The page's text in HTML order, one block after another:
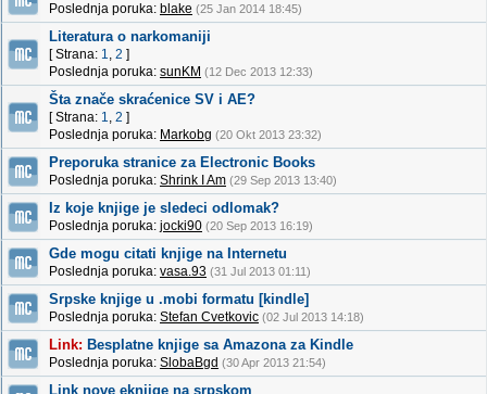
Poslednja poruka: blake (25 Jan 2014 18:45)
Literatura o narkomaniji
[ Strana: 1, 2 ]
Poslednja poruka: sunKM (12 Dec 2013 12:33)
Šta znače skraćenice SV i AE?
[ Strana: 1, 2 ]
Poslednja poruka: Markobg (20 Okt 2013 23:32)
Preporuka stranice za Electronic Books
Poslednja poruka: Shrink I Am (29 Sep 2013 13:40)
Iz koje knjige je sledeci odlomak?
Poslednja poruka: jocki90 (20 Sep 2013 16:19)
Gde mogu citati knjige na Internetu
Poslednja poruka: vasa.93 (31 Jul 2013 01:11)
Srpske knjige u .mobi formatu [kindle]
Poslednja poruka: Stefan Cvetkovic (02 Jul 2013 14:18)
Link: Besplatne knjige sa Amazona za Kindle
Poslednja poruka: SlobaBgd (30 Apr 2013 21:54)
Link nove eknjige na srpskom